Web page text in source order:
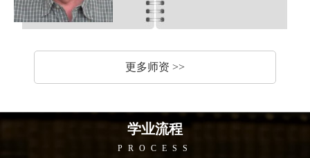
更多师资 >>
学业流程
PROCESS